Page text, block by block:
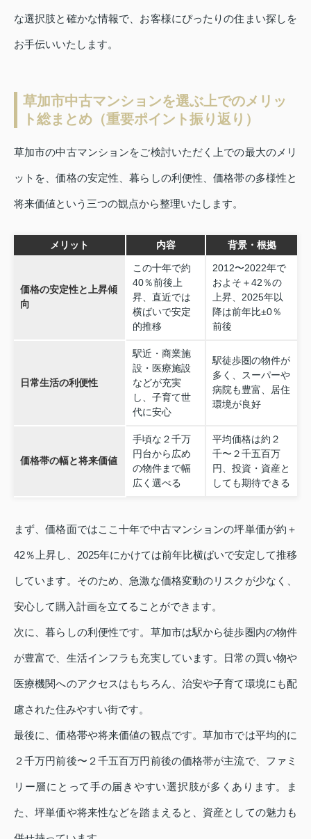
な選択肢と確かな情報で、お客様にぴったりの住まい探しを
お手伝いいたします。
草加市中古マンションを選ぶ上でのメリッ
ト総まとめ（重要ポイント振り返り）
草加市の中古マンションをご検討いただく上での最大のメリ
ットを、価格の安定性、暮らしの利便性、価格帯の多様性と
将来価値という三つの観点から整理いたします。
メリット 内容 背景・根拠
価格の安定性と上昇傾
向
この十年で約
40％前後上
昇、直近では
横ばいで安定
的推移
2012〜2022年で
およそ＋42％の
上昇、2025年以
降は前年比±0％
前後
日常生活の利便性
駅近・商業施
設・医療施設
などが充実
し、子育て世
代に安心
駅徒歩圏の物件が
多く、スーパーや
病院も豊富、居住
環境が良好
価格帯の幅と将来価値
手頃な２千万
円台から広め
の物件まで幅
広く選べる
平均価格は約２
千〜２千五百万
円、投資・資産と
しても期待できる
まず、価格面ではここ十年で中古マンションの坪単価が約＋
42％上昇し、2025年にかけては前年比横ばいで安定して推移
しています。そのため、急激な価格変動のリスクが少なく、
安心して購入計画を立てることができます。
次に、暮らしの利便性です。草加市は駅から徒歩圏内の物件
が豊富で、生活インフラも充実しています。日常の買い物や
医療機関へのアクセスはもちろん、治安や子育て環境にも配
慮された住みやすい街です。
最後に、価格帯や将来価値の観点です。草加市では平均的に
２千万円前後〜２千五百万円前後の価格帯が主流で、ファミ
リー層にとって手の届きやすい選択肢が多くあります。ま
た、坪単価や将来性などを踏まえると、資産としての魅力も